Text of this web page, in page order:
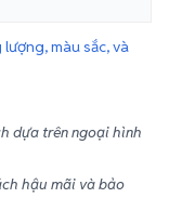
màu sắc, và
dựa trên ngoại hình
hậu mãi và bảo